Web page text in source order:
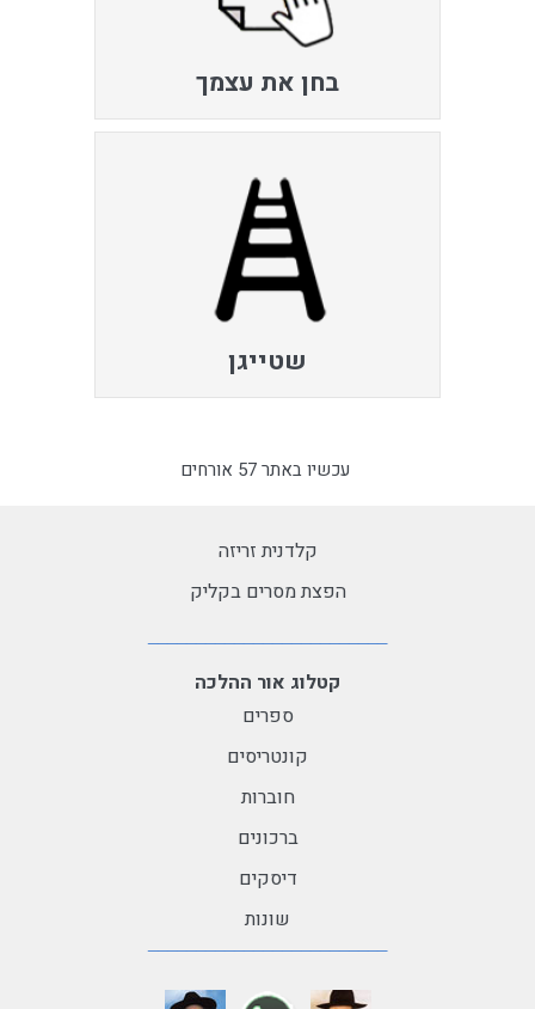
בחן את עצמך
שטייגן
עכשיו באתר 57 אורחים
קלדנית זריזה
הפצת מסרים בקליק
קטלוג אור ההלכה
ספרים
קונטריסים
חוברות
ברכונים
דיסקים
שונות